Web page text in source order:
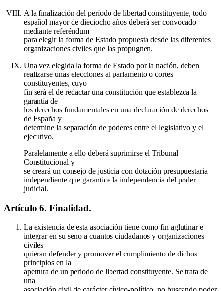
A la finalización del período de libertad constituyente, todo
español mayor de dieciocho años deberá ser convocado
mediante referéndum
para elegir la forma de Estado propuesta desde las diferentes
organizaciones civiles que las propugnen.
Una vez elegida la forma de Estado por la nación, deben
realizarse unas elecciones al parlamento o cortes
constituyentes, cuyo
fin será el de redactar una constitución que establezca la
garantía de
los derechos fundamentales en una declaración de derechos
de España y
determine la separación de poderes entre el legislativo y el
ejecutivo.
Paralelamente a ello deberá suprimirse el Tribunal
Constitucional y
se creará un consejo de justicia con dotación presupuestaria
independiente que garantice la independencia del poder
judicial.
Artículo 6. Finalidad.
La existencia de esta asociación tiene como fin aglutinar e
integrar en su seno a cuantos ciudadanos y organizaciones
civiles
quieran defender y promover el cumplimiento de dichos
principios en la
apertura de un periodo de libertad constituyente. Se trata de
una
asociación civil de carácter cívico-político, no buscando poder